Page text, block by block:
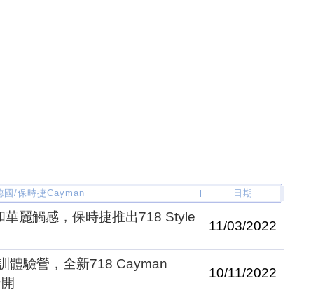
國/保時捷Cayman 日期
華麗觸感，保時捷推出718 Style
11/03/2022
體驗營，全新718 Cayman
10/11/2022